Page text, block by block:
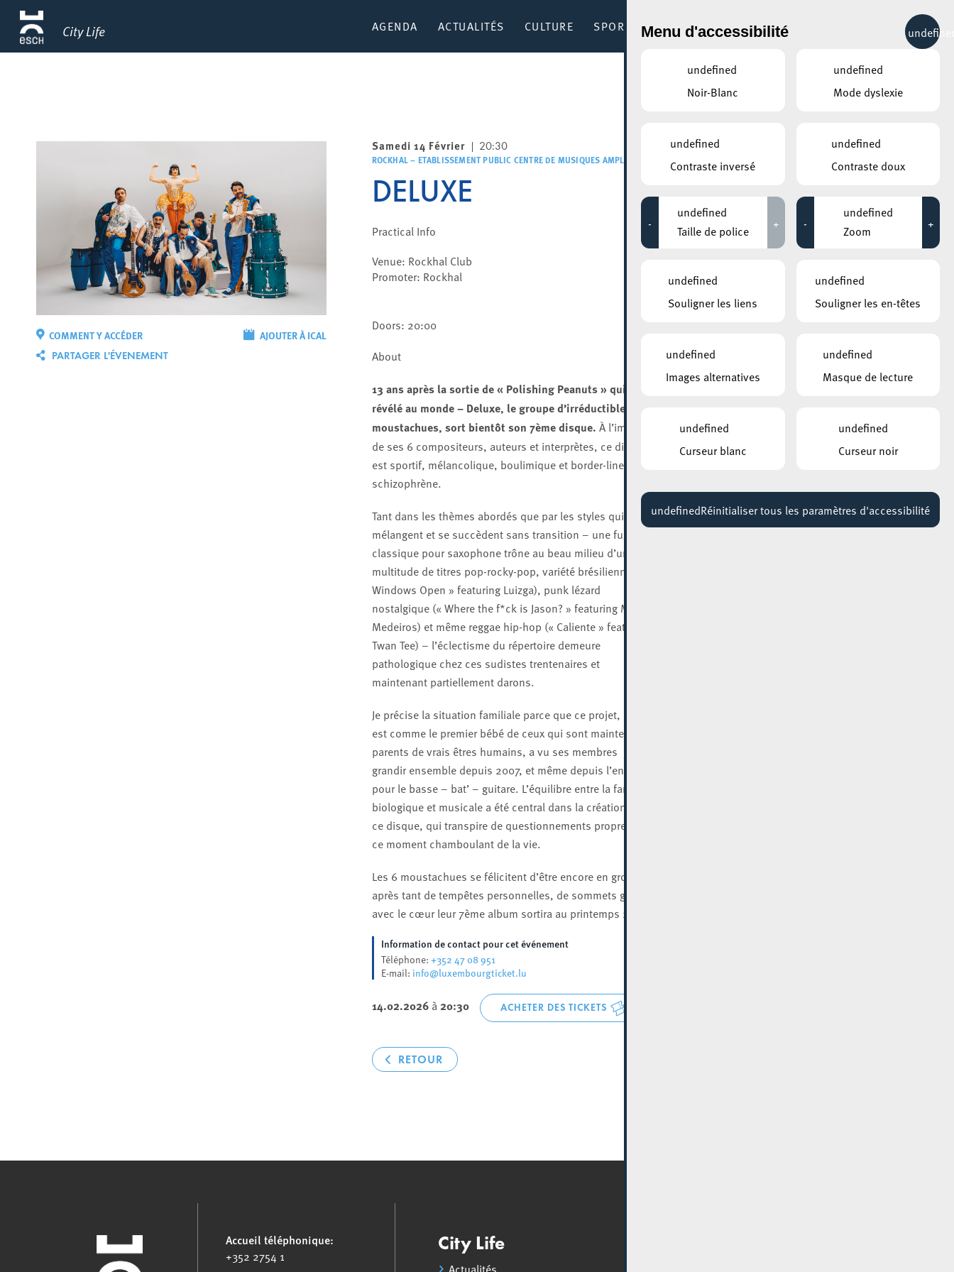
City Life AGENDA ACTUALITÉS CULTURE SPORT & RÉCRÉATION MOBILITÉ
AJOUTER À ICAL
COMMENT Y ACCÉDER
PARTAGER L'ÉVENEMENT
Samedi 14 Février 20:30
ROCKHAL – ETABLISSEMENT PUBLIC CENTRE DE MUSIQUES AMPLIFIÉES
DELUXE
Practical Info
Venue: Rockhal Club
Promoter: Rockhal
Doors: 20:00
About​
13 ans après la sortie de « Polishing Peanuts » qui l’a
révélé au monde – Deluxe, le groupe d’irréductibles
moustachues, sort bientôt son 7ème disque. À l’image
de ses 6 compositeurs, auteurs et interprètes, ce disque
est sportif, mélancolique, boulimique et border-line
schizophrène.
Tant dans les thèmes abordés que par les styles qui se
mélangent et se succèdent sans transition – une fugue
classique pour saxophone trône au beau milieu d’une
multitude de titres pop-rocky-pop, variété brésilienne («
Windows Open » featuring Luizga), punk lézard
nostalgique (« Where the f*ck is Jason? » featuring Mr.J
Medeiros) et même reggae hip-hop (« Caliente » featuring
Twan Tee) – l’éclectisme du répertoire demeure
pathologique chez ces sudistes trentenaires et
maintenant partiellement darons.
Je précise la situation familiale parce que ce projet, qui
est comme le premier bébé de ceux qui sont maintenant
parents de vrais êtres humains, a vu ses membres
grandir ensemble depuis 2007, et même depuis l’enfance
pour le basse – bat’ – guitare. L’équilibre entre la famille
biologique et musicale a été central dans la création de
ce disque, qui transpire de questionnements propres à
ce moment chamboulant de la vie.
Les 6 moustachues se félicitent d’être encore en grouple
après tant de tempêtes personnelles, de sommets gravis
avec le cœur leur 7ème album sortira au printemps 2025.
Information de contact pour cet événement
Téléphone: +352 47 08 951
E-mail: info@luxembourgticket.lu
14.02.2026à 20:30 ACHETER DES TICKETS
RETOUR
AUTRES ÉVÉNEMENTS
ESCHER BIBLIOTHÉIK – BIBLIOTHÈQUE
MUNICIPALE D’ESCH-SUR-ALZETTE
BESA Kids Club
ZOMBIE ZOMBIE +
KONTRAVOID + NUXX
18:30 - 19:30
AUTRES ÉVÉNEMENTS
SIMILAIRES
GRAND CORPS MALADE
09 décembre 2027
Accueil téléphonique:
+352 2754 1
City Life
Actualités
25°C
Menu d'accessibilité
undefined
Noir-Blanc
undefined
Mode dyslexie
undefined
Contraste inversé
undefined
Contraste doux
-
undefined
Taille de police
+ -
undefined
Zoom
+
undefined
Souligner les liens
undefined
Souligner les en-têtes
undefined
Images alternatives
undefined
Masque de lecture
undefined
Curseur blanc
undefined
Curseur noir
undefinedRéinitialiser tous les paramètres d'accessibilité